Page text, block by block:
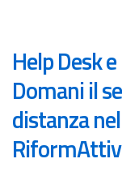
Help Desk
Domani il
distanza